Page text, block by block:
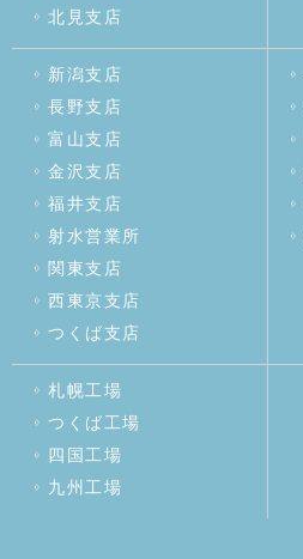
北見支店
新潟支店
長野支店
富山支店
金沢支店
福井支店
射水営業所
関東支店
西東京支店
つくば支店
札幌工場
つくば工場
四国工場
九州工場